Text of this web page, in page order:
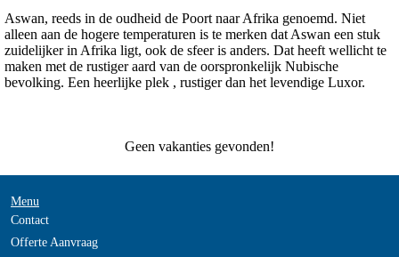
Aswan, reeds in de oudheid de Poort naar Afrika genoemd. Niet
alleen aan de hogere temperaturen is te merken dat Aswan een stuk
zuidelijker in Afrika ligt, ook de sfeer is anders. Dat heeft wellicht te
maken met de rustiger aard van de oorspronkelijk Nubische
bevolking. Een heerlijke plek , rustiger dan het levendige Luxor.
Geen vakanties gevonden!
Menu
Contact
Offerte Aanvraag